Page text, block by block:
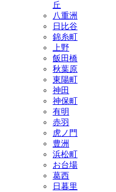
丘
八重洲
日比谷
錦糸町
上野
飯田橋
秋葉原
東陽町
神田
神保町
有明
赤羽
虎ノ門
豊洲
浜松町
お台場
葛西
日暮里